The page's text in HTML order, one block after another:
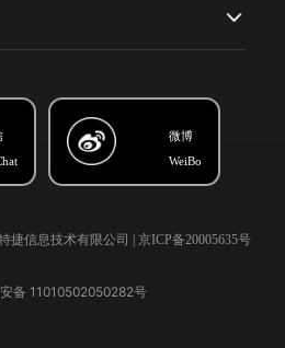
微博
WeiBo
捷信息技术有限公司 | 京ICP备20005635号
备 11010502050282号